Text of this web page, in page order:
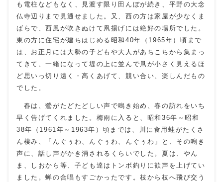
も電柱などもなく、見渡す限り田んぼが続き、平野の大念
仏寺辺りまで見通せました。又、西の方は家屋が少なくま
ばらで、西風が吹きぬけて凧揚げには絶好の場所でした。
東の方に住宅が建ちはじめる昭和40年（1965年）頃まで
は、お正月には大勢の子どもや大人があちこちから集まっ
てきて、一緒になって堤の上に並んで凧が小さく見えるほ
ど思いっ切り遠く・高くあげて、競い合い、楽しんだもの
でした。
春は、鶯がたどたどしい声で鳴き始め、春の訪れをいち
早く告げてくれました。梅雨に入ると、昭和36年～昭和
38年（1961年～1963年）頃までは、川に食用蛙がたくさ
ん棲み、「んぐぅわ、んぐぅわ、んぐぅわ」と、その鳴き
声に、話し声がかき消されるくらいでした。夏は、やん
ま、しおから等、子ども達はトンボ釣りに歓声を上げてい
ました。蝉の合唱もすごかったです。枝から枝へ飛び交う